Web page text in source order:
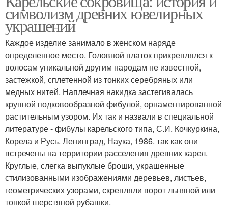
символизм древних ювелирных
украшений
Каждое изделие занимало в женском наряде
определенное место. Головной платок прикреплялся к
волосам уникальной другим народам не известной,
застежкой, сплетенной из тонких серебряных или
медных нитей. Наплечная накидка застегивалась
крупной подковообразной фибулой, орнаментированной
растительным узором. Их так и назвали в специальной
литературе - фибулы карельского типа, С.И. Кочкуркина,
Корела и Русь. Ленинград, Наука, 1986. так как они
встречены на территории расселения древних карел.
Круглые, слегка выпуклые броши, украшенные
стилизованными изображениями деревьев, листьев,
геометрических узорами, скрепляли ворот льняной или
тонкой шерстяной рубашки.